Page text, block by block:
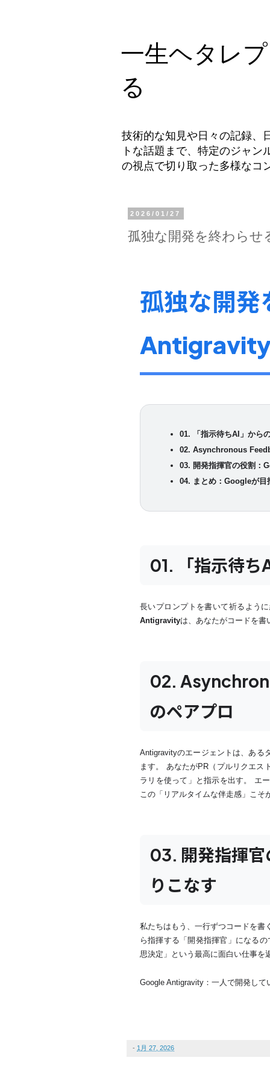
一生ヘタレ
る
技術的な知見や日々の記録、
トな話題まで、特定のジャ
の視点で切り取った多様なコ
2026/01/27
孤独な開発を終わらせ
孤独な開
01. 「指示待ちAI」から
02. Asynchronous
03. 開発指揮官の役割：
04. まとめ：Googleが目
01. 「指示待ち
長いプロンプトを書いて祈るよう
Antigravityは、あなたがコードを
02.
のペアプロ
Antigravityのエージェントは、ある
ます。 あなたがPR（プルリクエス
ラリを使って」と指示を出す。 エ
この「リアルタイムな伴走感」こ
03. 開発指揮
りこなす
私たちはもう、一行ずつコードを書
ら指揮する「開発指揮官」になる
思決定」という最高に面白い仕事を
Google Antigravity：一人で開発し
- 1月 27, 2026